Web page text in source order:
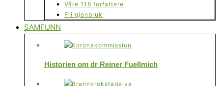
Våre 118 forfattere
Fri gjenbruk
SAMFUNN
Historien om dr Reiner Fuellmich